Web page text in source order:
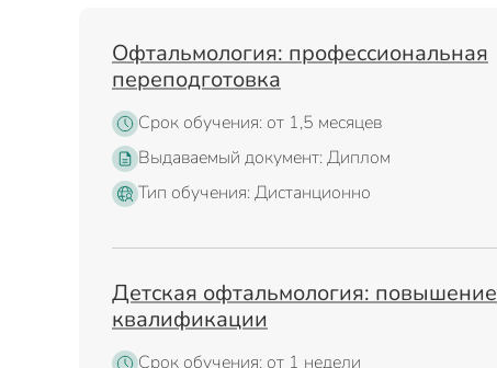
Офтальмология: профессиональная
переподготовка
Срок обучения: от 1,5 месяцев
Выдаваемый документ: Диплом
Тип обучения: Дистанционно
Детская офтальмология: повышение
квалификации
Срок обучения: от 1 недели